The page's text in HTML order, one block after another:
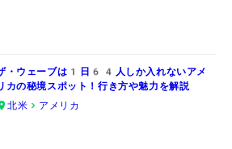
・ウェーブは1日64人しか入れないアメ
カの秘境スポット！行き方や魅力を解説
北米
アメリカ